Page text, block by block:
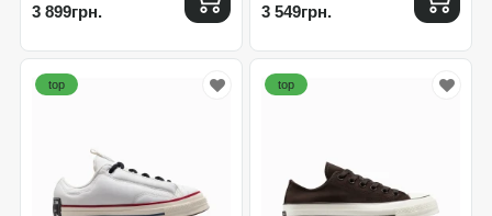
3 899грн. 3 549грн.
top top